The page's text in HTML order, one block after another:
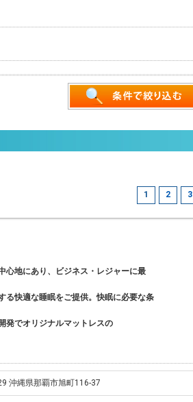
1 2 3
心地にあり、ビジネス・レジャーに最
る快適な睡眠をご提供。快眠に必要な条
発でオリジナルマットレスの
沖縄県那覇市旭町116-37